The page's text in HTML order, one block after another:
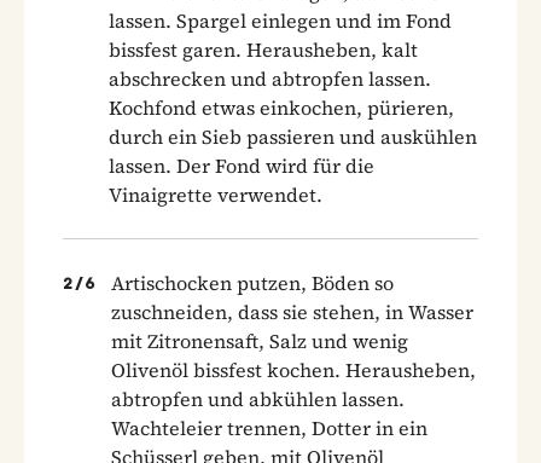
lassen. Spargel einlegen und im Fond
bissfest garen. Herausheben, kalt
abschrecken und abtropfen lassen.
Kochfond etwas einkochen, pürieren,
durch ein Sieb passieren und auskühlen
lassen. Der Fond wird für die
Vinaigrette verwendet.
2 /6
Artischocken putzen, Böden so
zuschneiden, dass sie stehen, in Wasser
mit Zitronensaft, Salz und wenig
Olivenöl bissfest kochen. Herausheben,
abtropfen und abkühlen lassen.
Wachteleier trennen, Dotter in ein
Schüsserl geben, mit Olivenöl